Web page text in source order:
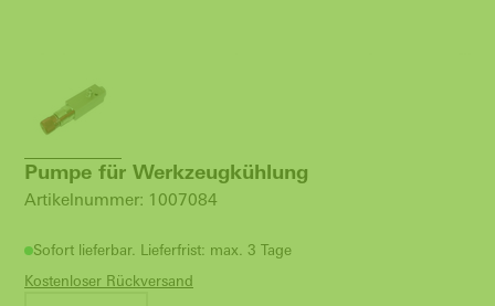
Pumpe für Werkzeugkühlung
Artikelnummer: 1007084
Sofort lieferbar. Lieferfrist: max. 3 Tage
Kostenloser Rückversand